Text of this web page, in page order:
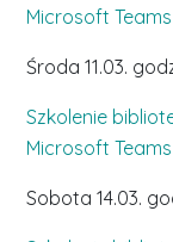
Microsoft Teams
Środa 11.03.
Szkolenie
Microsoft Teams
Sobota 14.03.